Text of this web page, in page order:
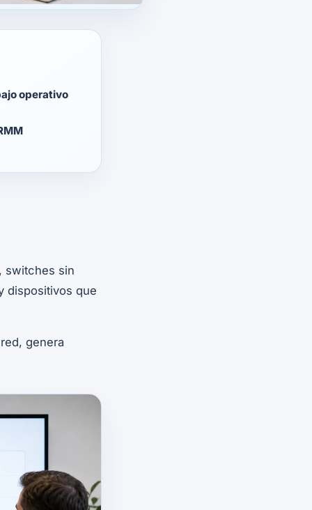
operativo
switches sin
dispositivos que
genera